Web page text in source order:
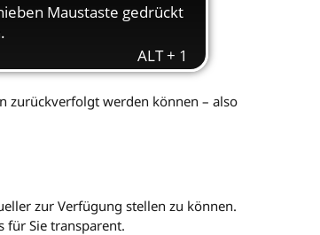
von Ihnen benötigen.
erlaubt ist oder Sie in die
zurückverfolgt werden können – also
zur Verfügung stellen zu können.
für Sie transparent.